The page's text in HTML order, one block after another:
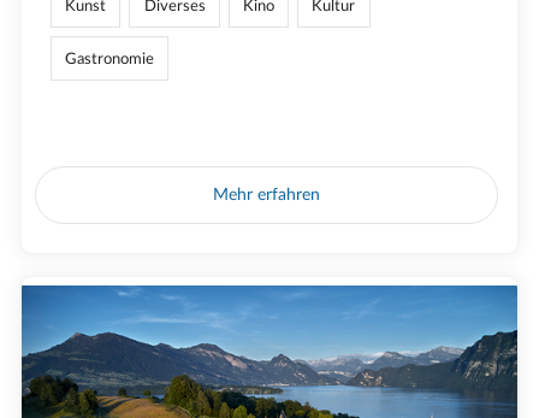
Kunst Diverses Kino Kultur
Gastronomie
Mehr erfahren